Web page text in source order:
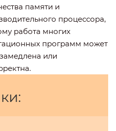
памяти и
процессора,
работа многих
программ может
или